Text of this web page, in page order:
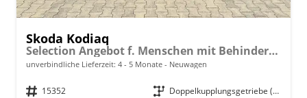
Skoda Kodiaq
Selection Angebot f. Menschen mit Behinderung ab 50 %! 1.5 TSI Mild-Hybrid 150PS DSG, 17" Alu, Parksensoren v/h, Rückfahrkamera, 3-Zonen-Climatronic, SunSet, Sitzheizung, Side Assist, Fernlicht-Assist, Tempomat, Infotainment 10" + Smartlink, Virtual Cockpit, Tempo
unverbindliche Lieferzeit: 4 - 5 Monate Neuwagen
Fahrzeugnr. 15352 Getriebe
Doppelkupplungsgetriebe (DSG)